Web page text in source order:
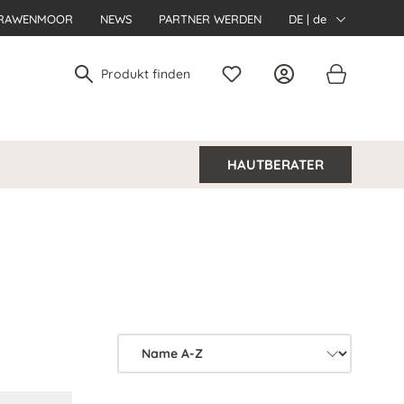
NEWS PARTNER WERDEN DE | de
HAUTBERATER